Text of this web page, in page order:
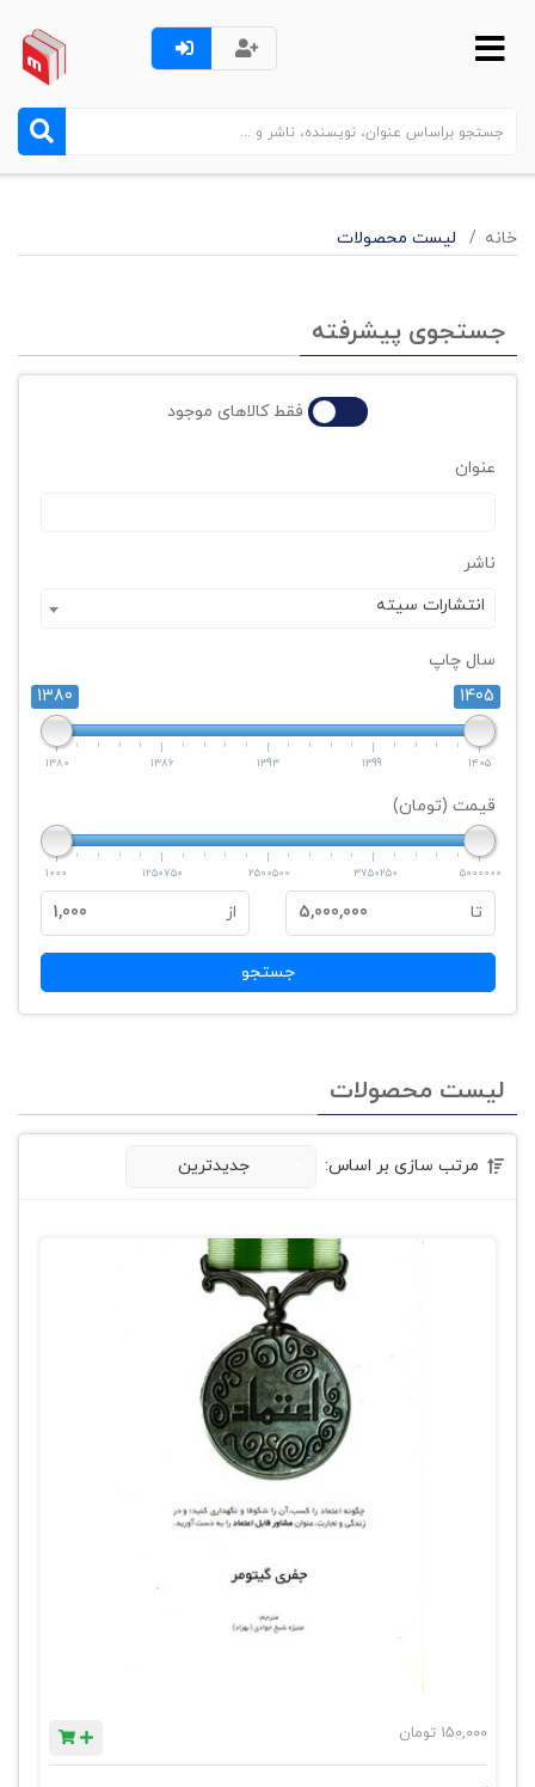
خانه لیست محصولات
جستجوی پیشرفته
فقط کالاهای موجود
عنوان
ناشر
انتشارات سيته
سال چاپ
1380
1405
1380 1386 1393 1399 1405
قیمت (تومان)
1000 1250750 2500500 3750250 5000000
تا 5,000,000 از 1,000
جستجو
لیست محصولات
مرتب سازی بر اساس: جدیدترین
150,000 تومان